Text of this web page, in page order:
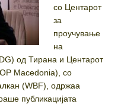
со Центарот
за
проучување
на
од Тирана и Центарот
Macedonia), со
(WBF), одржаа
публикацијата